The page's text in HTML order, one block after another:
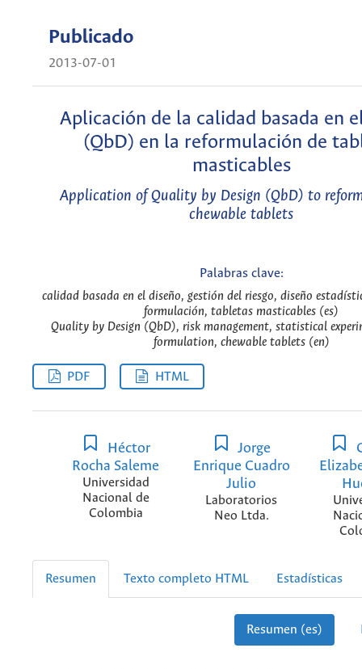
Publicado
2013-07-01
Aplicación de la calidad basada en
(QbD) en la reformulación de
masticables
Application of Quality by Design (QbD) to
chewable tablets
Palabras clave:
calidad basada en el diseño, gestión del riesgo, diseño
formulación, tabletas masticables (es)
Quality by Design (QbD), risk management, statistical
formulation, chewable tablets (en)
PDF HTML
Héctor
Rocha Saleme
Universidad
Nacional de
Colombia
Jorge
Enrique Cuadro
Julio
Laboratorios
Neo Ltda.
Resumen Texto completo HTML Estadísticas
Resumen (es)